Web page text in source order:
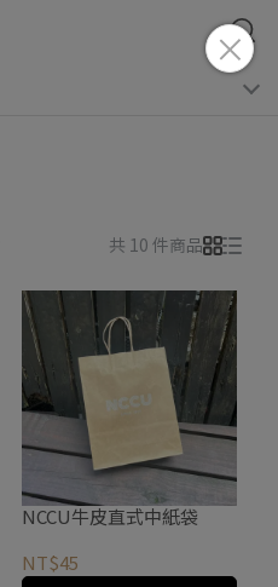
共 10 件商品
NCCU牛皮直式中紙袋
NT$45